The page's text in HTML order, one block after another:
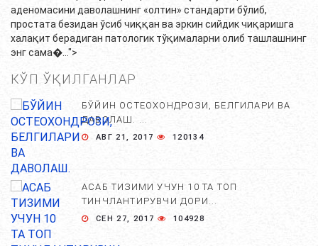
аденомасини даволашнинг «олтин» стандарти бўлиб,
простата безидан ўсиб чиққан ва эркин сийдик чиқаришга
халақит берадиган патологик тўқималарни олиб ташлашнинг
энг сама�...">
КЎП ЎҚИЛГАНЛАР
БЎЙИН ОСТЕОХОНДРОЗИ, БЕЛГИЛАРИ ВА
ДАВОЛАШ. ...
АВГ 21, 2017 120134
АСАБ ТИЗИМИ УЧУН 10 ТА ТОП
ТИНЧЛАНТИРУВЧИ ДОРИ...
СЕН 27, 2017 104928